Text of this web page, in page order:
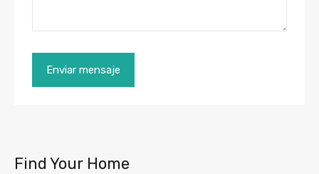
Find Your Home